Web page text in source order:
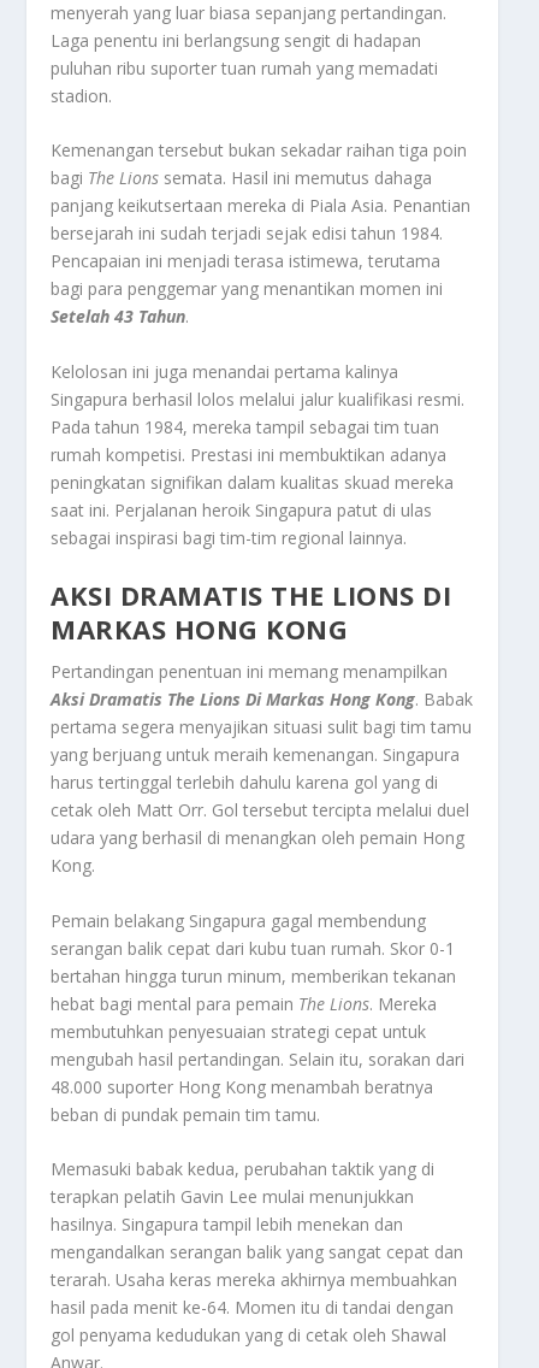
menyerah yang luar biasa sepanjang pertandingan.
Laga penentu ini berlangsung sengit di hadapan
puluhan ribu suporter tuan rumah yang memadati
stadion.
Kemenangan tersebut bukan sekadar raihan tiga poin
bagi The Lions semata. Hasil ini memutus dahaga
panjang keikutsertaan mereka di Piala Asia. Penantian
bersejarah ini sudah terjadi sejak edisi tahun 1984.
Pencapaian ini menjadi terasa istimewa, terutama
bagi para penggemar yang menantikan momen ini
Setelah 43 Tahun.
Kelolosan ini juga menandai pertama kalinya
Singapura berhasil lolos melalui jalur kualifikasi resmi.
Pada tahun 1984, mereka tampil sebagai tim tuan
rumah kompetisi. Prestasi ini membuktikan adanya
peningkatan signifikan dalam kualitas skuad mereka
saat ini. Perjalanan heroik Singapura patut di ulas
sebagai inspirasi bagi tim-tim regional lainnya.
AKSI DRAMATIS THE LIONS DI
MARKAS HONG KONG
Pertandingan penentuan ini memang menampilkan
Aksi Dramatis The Lions Di Markas Hong Kong. Babak
pertama segera menyajikan situasi sulit bagi tim tamu
yang berjuang untuk meraih kemenangan. Singapura
harus tertinggal terlebih dahulu karena gol yang di
cetak oleh Matt Orr. Gol tersebut tercipta melalui duel
udara yang berhasil di menangkan oleh pemain Hong
Kong.
Pemain belakang Singapura gagal membendung
serangan balik cepat dari kubu tuan rumah. Skor 0-1
bertahan hingga turun minum, memberikan tekanan
hebat bagi mental para pemain The Lions. Mereka
membutuhkan penyesuaian strategi cepat untuk
mengubah hasil pertandingan. Selain itu, sorakan dari
48.000 suporter Hong Kong menambah beratnya
beban di pundak pemain tim tamu.
Memasuki babak kedua, perubahan taktik yang di
terapkan pelatih Gavin Lee mulai menunjukkan
hasilnya. Singapura tampil lebih menekan dan
mengandalkan serangan balik yang sangat cepat dan
terarah. Usaha keras mereka akhirnya membuahkan
hasil pada menit ke-64. Momen itu di tandai dengan
gol penyama kedudukan yang di cetak oleh Shawal
Anwar.